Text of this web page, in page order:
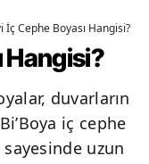
İç Cephe Boyası Hangisi?
Hangisi?
duvarların
iç cephe
sayesinde uzun